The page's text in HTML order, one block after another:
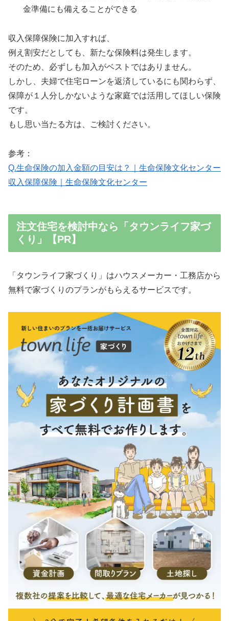
金準備にも備えることができる
収入保障保険に加入すれば、
例え割安だとしても、新たな保険料は発生します。
そのため、必ずしも加入がベストではありません。
しかし、夫婦で住宅ローンを返済しているにも関わらず、
保障が１人分しかないような家庭では活用してほしい保険
です。
もし思い当たる方は、ご検討ください。
参考：
Q.生命保険の加入金額の目安は？｜生命保険文化センター
収入保障保険｜生命保険文化センター
注文住宅を検討中なら「タウンライフ家づ
くり」【PR】
「タウンライフ家づくり」はハウスメーカー・工務店から
無料で家づくりのプランがもらえるサービスです。